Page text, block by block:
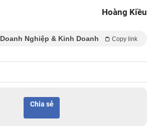
Hoàng Kiều
Doanh Nghiệp & Kinh Doanh Copy link
Chia sẻ